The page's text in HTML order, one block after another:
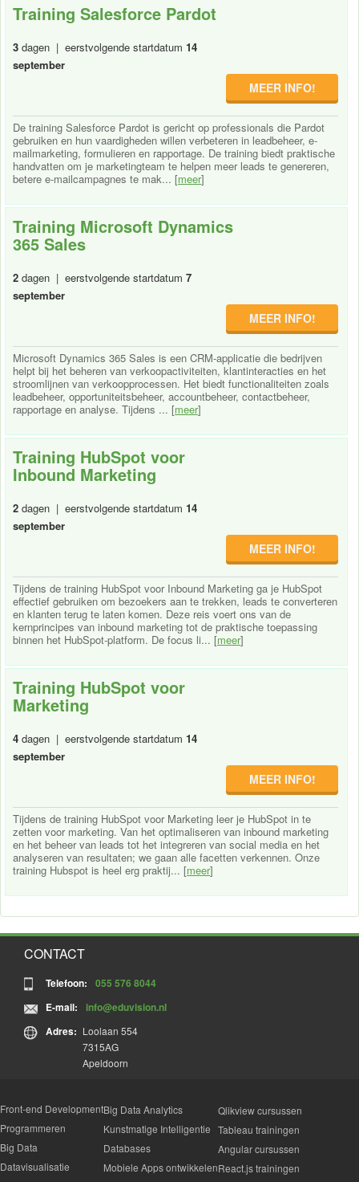
Training Salesforce Pardot
3 dagen | eerstvolgende startdatum 14
september
MEER INFO!
De training Salesforce Pardot is gericht op professionals die Pardot
gebruiken en hun vaardigheden willen verbeteren in leadbeheer, e-
mailmarketing, formulieren en rapportage. De training biedt praktische
handvatten om je marketingteam te helpen meer leads te genereren,
betere e-mailcampagnes te mak... [meer]
Training Microsoft Dynamics
365 Sales
2 dagen | eerstvolgende startdatum 7
september
MEER INFO!
Microsoft Dynamics 365 Sales is een CRM-applicatie die bedrijven
helpt bij het beheren van verkoopactiviteiten, klantinteracties en het
stroomlijnen van verkoopprocessen. Het biedt functionaliteiten zoals
leadbeheer, opportuniteitsbeheer, accountbeheer, contactbeheer,
rapportage en analyse. Tijdens ... [meer]
Training HubSpot voor
Inbound Marketing
2 dagen | eerstvolgende startdatum 14
september
MEER INFO!
Tijdens de training HubSpot voor Inbound Marketing ga je HubSpot
effectief gebruiken om bezoekers aan te trekken, leads te converteren
en klanten terug te laten komen. Deze reis voert ons van de
kernprincipes van inbound marketing tot de praktische toepassing
binnen het HubSpot-platform. De focus li... [meer]
Training HubSpot voor
Marketing
4 dagen | eerstvolgende startdatum 14
september
MEER INFO!
Tijdens de training HubSpot voor Marketing leer je HubSpot in te
zetten voor marketing. Van het optimaliseren van inbound marketing
en het beheer van leads tot het integreren van social media en het
analyseren van resultaten; we gaan alle facetten verkennen. Onze
training Hubspot is heel erg praktij... [meer]
CONTACT
Telefoon:
055 576 8044
E-mail:
info@eduvision.nl
Adres: Loolaan 554
7315AG
Apeldoorn
Front-end Development
Programmeren
Big Data
Datavisualisatie
Big Data Analytics
Kunstmatige Intelligentie
Databases
Mobiele Apps ontwikkelen
Qlikview cursussen
Tableau trainingen
Angular cursussen
React.js trainingen